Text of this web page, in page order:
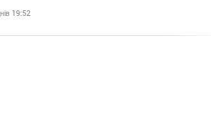
19:52